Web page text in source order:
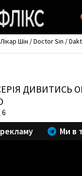
Лікар Шін / Doctor Sin /
ДИВИТИСЬ
6
Ми в